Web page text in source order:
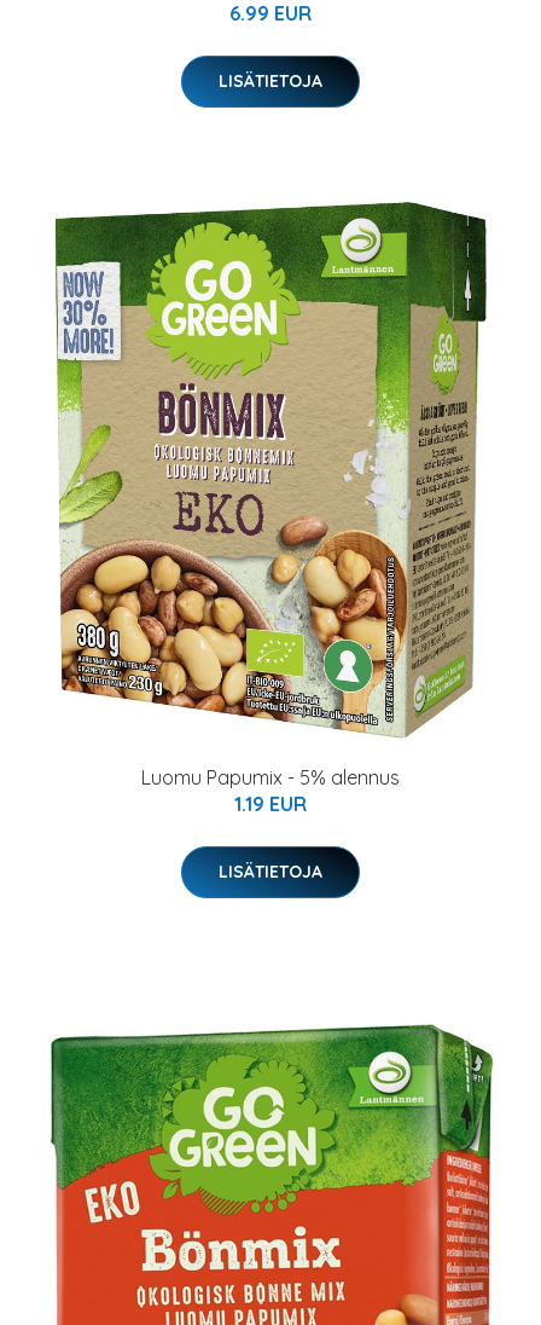
6.99 EUR
LISÄTIETOJA
Luomu Papumix - 5% alennus
1.19 EUR
LISÄTIETOJA